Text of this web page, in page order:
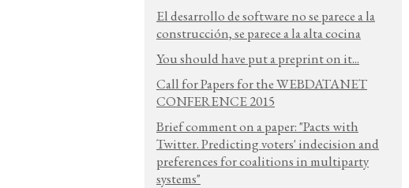
El desarrollo de software no se parece a la
construcción, se parece a la alta cocina
You should have put a preprint on it...
Call for Papers for the WEBDATANET
CONFERENCE 2015
Brief comment on a paper: "Pacts with
Twitter. Predicting voters' indecision and
preferences for coalitions in multiparty
systems"